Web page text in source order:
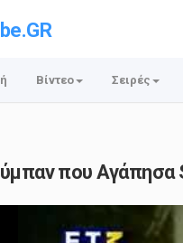
Βίντεο Σειρές
που Αγάπησα